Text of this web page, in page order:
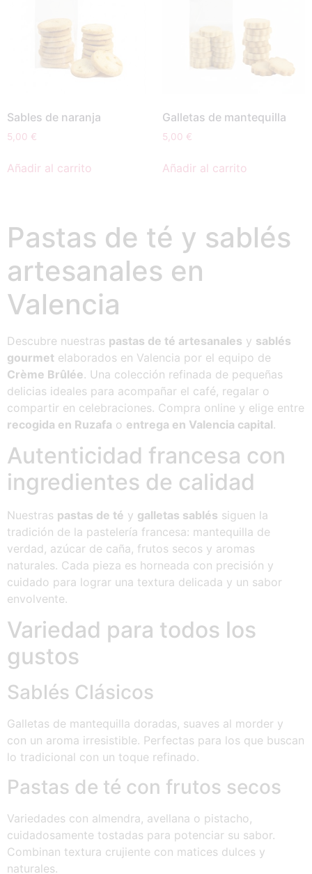
Sables de naranja
5,00 €
Añadir al carrito
Galletas de mantequilla
5,00 €
Añadir al carrito
Pastas de té y sablés
artesanales en
Valencia
Descubre nuestras pastas de té artesanales y sablés
gourmet elaborados en Valencia por el equipo de
Crème Brûlée. Una colección refinada de pequeñas
delicias ideales para acompañar el café, regalar o
compartir en celebraciones. Compra online y elige entre
recogida en Ruzafa o entrega en Valencia capital.
Autenticidad francesa con
ingredientes de calidad
Nuestras pastas de té y galletas sablés siguen la
tradición de la pastelería francesa: mantequilla de
verdad, azúcar de caña, frutos secos y aromas
naturales. Cada pieza es horneada con precisión y
cuidado para lograr una textura delicada y un sabor
envolvente.
Variedad para todos los
gustos
Sablés Clásicos
Galletas de mantequilla doradas, suaves al morder y
con un aroma irresistible. Perfectas para los que buscan
lo tradicional con un toque refinado.
Pastas de té con frutos secos
Variedades con almendra, avellana o pistacho,
cuidadosamente tostadas para potenciar su sabor.
Combinan textura crujiente con matices dulces y
naturales.